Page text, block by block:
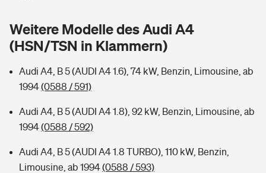
Wer versichert was: Jetzt Versicherer finden
Sie haben Fragen?
Musikinstrumentenversicherung
Zur Übersicht
Kinderunfall-Check: Mehr Sicherheit für deine Kids
Rentenrechner: Wie viel Geld bekomme ich im Alter?
Weitere Modelle des Audi A4
(HSN/TSN in Klammern)
Audi A4, B 5 (AUDI A4 1.6), 74 kW, Benzin, Limousine, ab
1994(0588 / 591)
Audi A4, B 5 (AUDI A4 1.8), 92 kW, Benzin, Limousine, ab
1994(0588 / 592)
Audi A4, B 5 (AUDI A4 1.8 TURBO), 110 kW, Benzin,
Limousine, ab 1994(0588 / 593)